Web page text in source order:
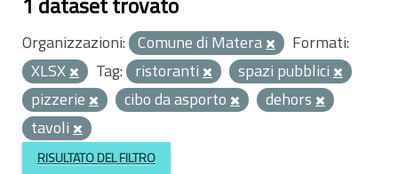
Organizzazioni: Comune di Matera
Formati:
XLSX
Tag: ristoranti
spazi pubblici
pizzerie
cibo da asporto
dehors
tavoli
RISULTATO DEL FILTRO